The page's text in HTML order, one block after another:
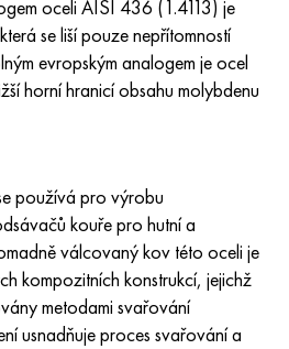
oceli AISI 436 (1.4113) je
se liší pouze nepřítomností
evropským analogem je ocel
horní hranicí obsahu molybdenu
používá pro výrobu
kouře pro hutní a
válcovaný kov této oceli je
kompozitních konstrukcí, jejichž
metodami svařování
usnadňuje proces svařování a
35NiCrMo16